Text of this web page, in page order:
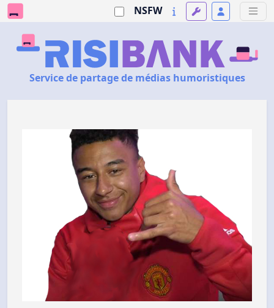
NSFW
Service de partage de médias humoristiques